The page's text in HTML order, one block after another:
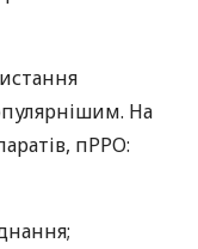
На
пРРО: